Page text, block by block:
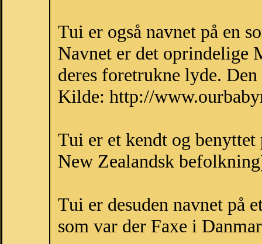
Tui er også navnet på en
Navnet er det oprindelige
deres foretrukne lyde.
Kilde: http://
Tui er et kendt og
New Zealandsk
Tui er desuden navnet på
som var der Faxe i